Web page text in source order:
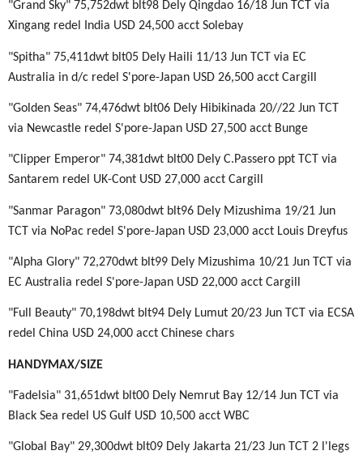
"Grand Sky" 75,752dwt blt98 Dely Qingdao 16/18 Jun TCT via
Xingang redel India USD 24,500 acct Solebay
"Spitha" 75,411dwt blt05 Dely Haili 11/13 Jun TCT via EC
Australia in d/c redel S'pore-Japan USD 26,500 acct Cargill
"Golden Seas" 74,476dwt blt06 Dely Hibikinada 20//22 Jun TCT
via Newcastle redel S'pore-Japan USD 27,500 acct Bunge
"Clipper Emperor" 74,381dwt blt00 Dely C.Passero ppt TCT via
Santarem redel UK-Cont USD 27,000 acct Cargill
"Sanmar Paragon" 73,080dwt blt96 Dely Mizushima 19/21 Jun
TCT via NoPac redel S'pore-Japan USD 23,000 acct Louis Dreyfus
"Alpha Glory" 72,270dwt blt99 Dely Mizushima 10/21 Jun TCT via
EC Australia redel S'pore-Japan USD 22,000 acct Cargill
"Full Beauty" 70,198dwt blt94 Dely Lumut 20/23 Jun TCT via ECSA
redel China USD 24,000 acct Chinese chars
HANDYMAX/SIZE
"Fadelsia" 31,651dwt blt00 Dely Nemrut Bay 12/14 Jun TCT via
Black Sea redel US Gulf USD 10,500 acct WBC
"Global Bay" 29,300dwt blt09 Dely Jakarta 21/23 Jun TCT 2 l'legs